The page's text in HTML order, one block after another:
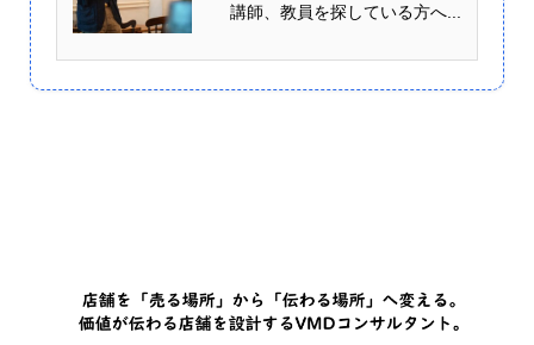
講師、教員を探している方へ...